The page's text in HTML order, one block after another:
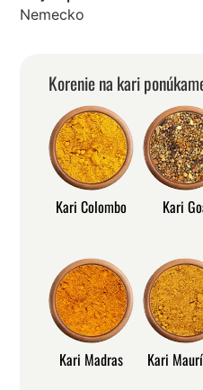
Nemecko
Korenie na kari
Kari Colombo Kari
Kari Madras Kari